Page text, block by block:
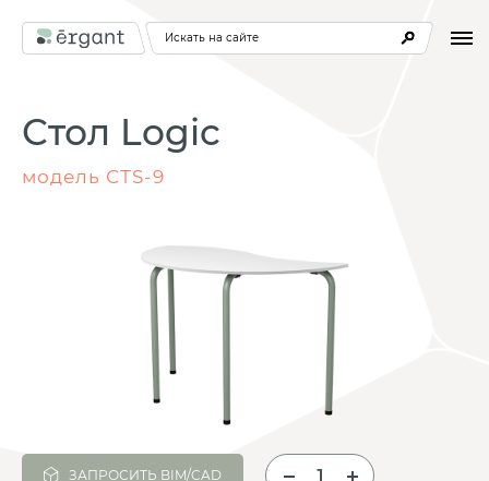
Искать на сайте
Стол Logic
модель СТS-9
ЗАПРОСИТЬ BIM/CAD